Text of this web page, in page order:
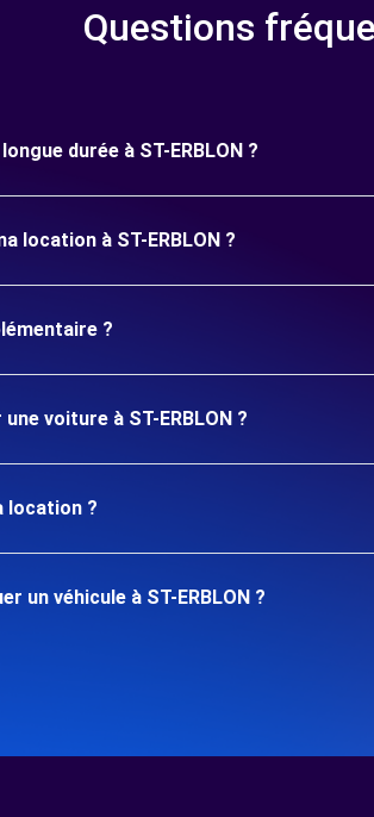
Questions
durée à ST-ERBLON ?
location à ST-ERBLON ?
?
voiture à ST-ERBLON ?
location ?
un véhicule à ST-ERBLON ?